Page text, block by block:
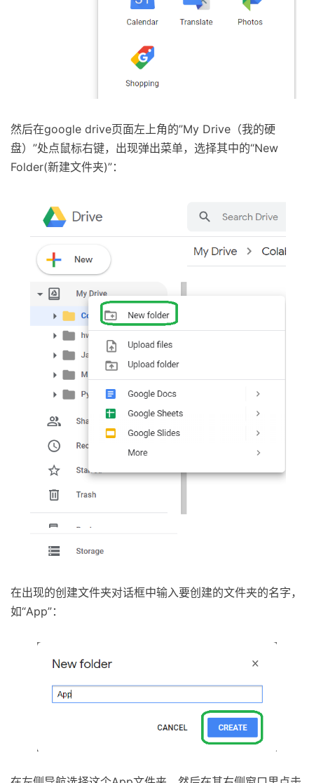
然后在google drive页面左上角的”My Drive（我的硬
盘）”处点鼠标右键，出现弹出菜单，选择其中的“New
Folder(新建文件夹)”：
在出现的创建文件夹对话框中输入要创建的文件夹的名字，
如“App”：